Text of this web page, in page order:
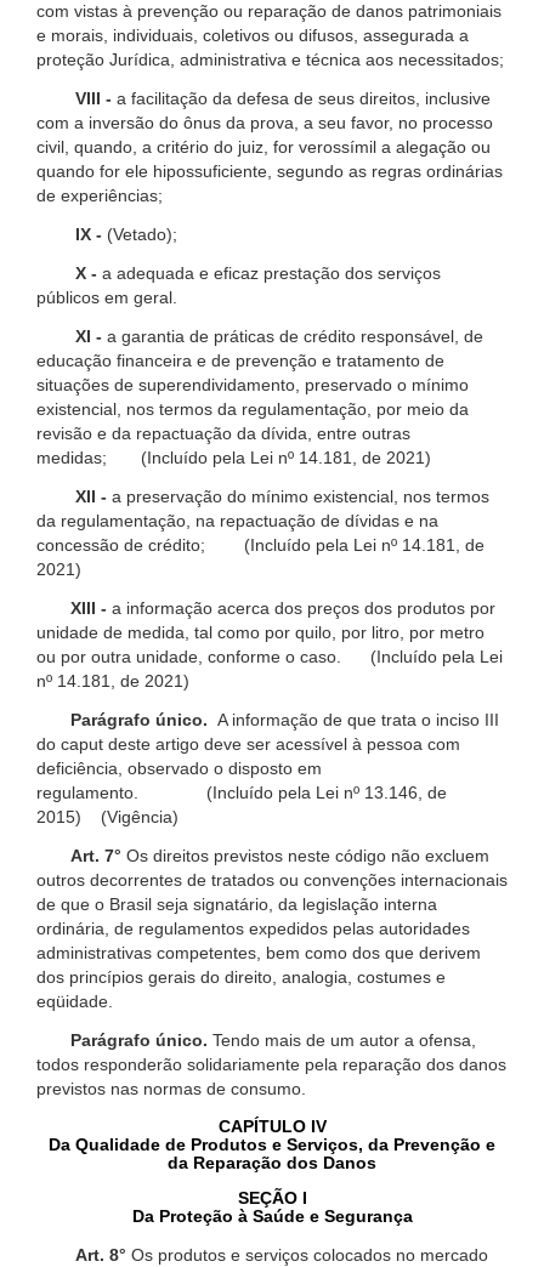
com vistas à prevenção ou reparação de danos patrimoniais
e morais, individuais, coletivos ou difusos, assegurada a
proteção Jurídica, administrativa e técnica aos necessitados;
VIII - a facilitação da defesa de seus direitos, inclusive
com a inversão do ônus da prova, a seu favor, no processo
civil, quando, a critério do juiz, for verossímil a alegação ou
quando for ele hipossuficiente, segundo as regras ordinárias
de experiências;
IX - (Vetado);
X - a adequada e eficaz prestação dos serviços
públicos em geral.
XI - a garantia de práticas de crédito responsável, de
educação financeira e de prevenção e tratamento de
situações de superendividamento, preservado o mínimo
existencial, nos termos da regulamentação, por meio da
revisão e da repactuação da dívida, entre outras
medidas; (Incluído pela Lei nº 14.181, de 2021)
XII - a preservação do mínimo existencial, nos termos
da regulamentação, na repactuação de dívidas e na
concessão de crédito; (Incluído pela Lei nº 14.181, de
2021)
XIII - a informação acerca dos preços dos produtos por
unidade de medida, tal como por quilo, por litro, por metro
ou por outra unidade, conforme o caso. (Incluído pela Lei
nº 14.181, de 2021)
Parágrafo único. A informação de que trata o inciso III
do caput deste artigo deve ser acessível à pessoa com
deficiência, observado o disposto em
regulamento. (Incluído pela Lei nº 13.146, de
2015) (Vigência)
Art. 7° Os direitos previstos neste código não excluem
outros decorrentes de tratados ou convenções internacionais
de que o Brasil seja signatário, da legislação interna
ordinária, de regulamentos expedidos pelas autoridades
administrativas competentes, bem como dos que derivem
dos princípios gerais do direito, analogia, costumes e
eqüidade.
Parágrafo único. Tendo mais de um autor a ofensa,
todos responderão solidariamente pela reparação dos danos
previstos nas normas de consumo.
CAPÍTULO IV
Da Qualidade de Produtos e Serviços, da Prevenção e
da Reparação dos Danos
SEÇÃO I
Da Proteção à Saúde e Segurança
Art. 8° Os produtos e serviços colocados no mercado